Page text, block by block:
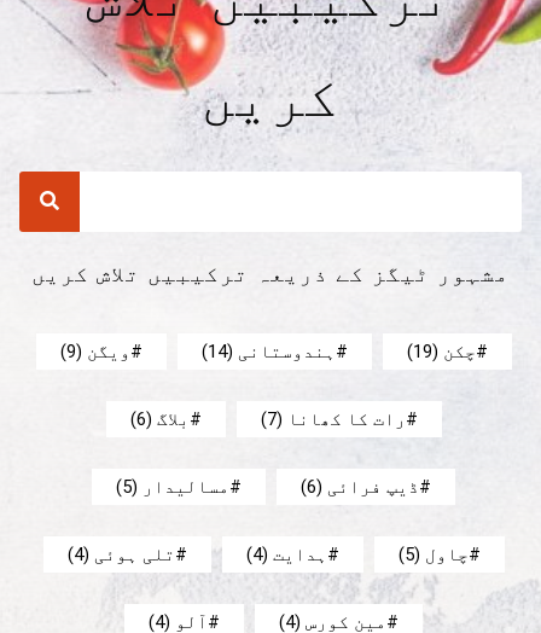
کریں
مشہور ٹیگز کے ذریعہ ترکیبیں تلاش کریں
چکن (19) ہندوستانی (14) ویگن (9)
رات کا کھانا (7) بلاگ (6)
ڈیپ فرائی (6) مسالیدار (5)
چاول (5) ہدایت (4) تلی ہوئی (4)
مین کورس (4) آلو (4)